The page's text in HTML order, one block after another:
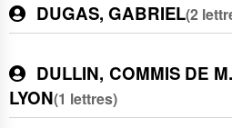
DUGAS, GABRIEL(2
DULLIN, COMMIS DE
LYON(1 lettres)